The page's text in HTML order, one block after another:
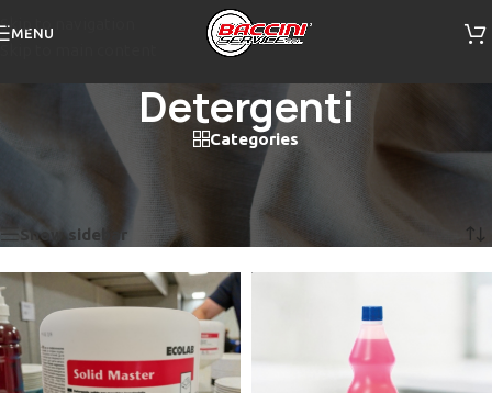
Skip to navigation
MENU
Detergenti
Categories
Detergenti
Visualizzazione di 13-24 di 49 risultati
Show sidebar